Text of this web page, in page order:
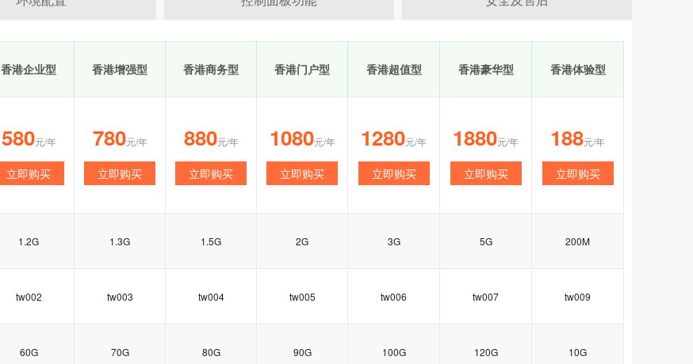
香港企业型 香港增强型 香港商务型 香港门户型 香港超值型 香港豪华型 香港体验型
580元/年
立即购买
780元/年
立即购买
880元/年
立即购买
1080元/年
立即购买
1280元/年
立即购买
1880元/年
立即购买
188元/年
立即购买
1.2G 1.3G 1.5G 2G 3G 5G 200M
tw002 tw003 tw004 tw005 tw006 tw007 tw009
60G 70G 80G 90G 100G 120G 10G